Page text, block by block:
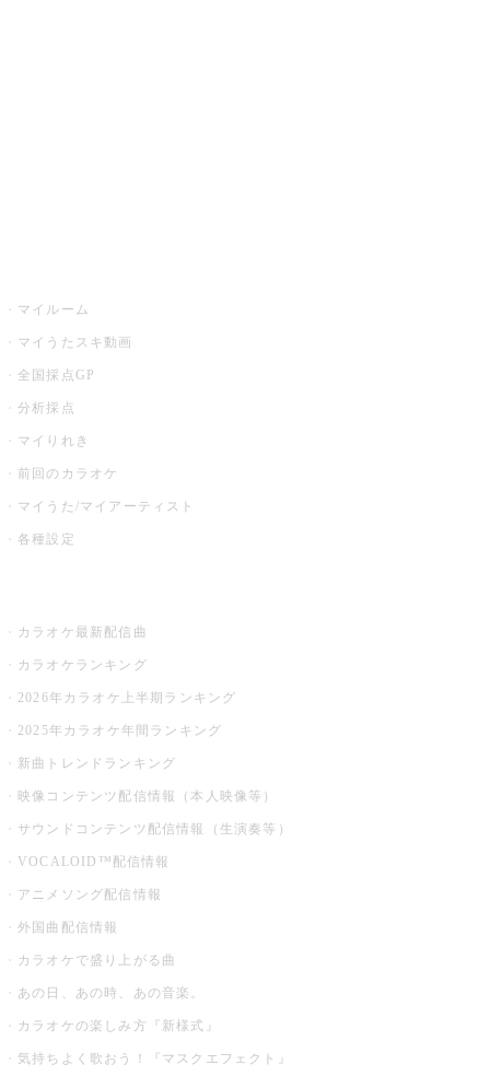
マイルーム
マイうたスキ動画
全国採点GP
分析採点
マイりれき
前回のカラオケ
マイうた/マイアーティスト
各種設定
カラオケ最新配信曲
カラオケランキング
2026年カラオケ上半期ランキング
2025年カラオケ年間ランキング
新曲トレンドランキング
映像コンテンツ配信情報（本人映像等）
サウンドコンテンツ配信情報（生演奏等）
VOCALOID™配信情報
アニメソング配信情報
外国曲配信情報
カラオケで盛り上がる曲
あの日、あの時、あの音楽。
カラオケの楽しみ方『新様式』
気持ちよく歌おう！『マスクエフェクト』